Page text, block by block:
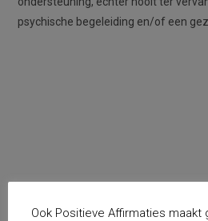
psychische begeleiding en/of een
Ook Positieve Affirmaties maakt